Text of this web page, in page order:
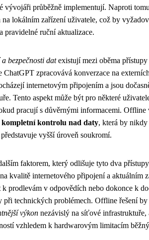
vývojáři průběžně implementují. Naproti
lokálním zařízení uživatele, což by
pravidelné ruční aktualizace.
bezpečnosti datexistují mezi oběma přístupy
zpracovává konverzace na
internetovým připojením a jsou
Tento aspekt může být pro některé
pracují s důvěrnými informacemi. Offline
kompletní kontrolu nad daty, která by nikdy
vyšší úroveň soukromí.
faktorem, který odlišuje tyto dva
kvalitě internetového připojení a aktuálním
k prodlevám v odpovědích nebo dokonce k
při technických problémech. Offline řešení
výkon nezávislý na síťové infrastruktuře,
vzhledem k hardwarovým limitacím